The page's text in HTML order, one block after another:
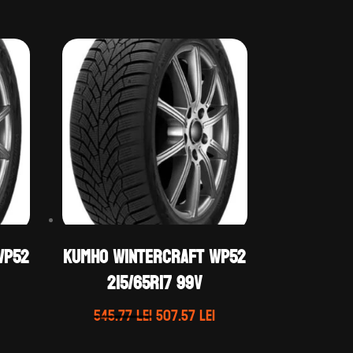
Kumho WINTERCRAFT WP52
215/65R17 99V
545.77leiPrețul
507.57leiPrețul